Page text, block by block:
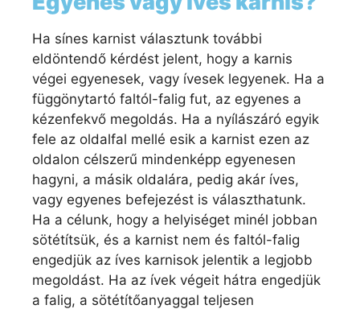
Ha sínes karnist választunk további
eldöntendő kérdést jelent, hogy a karnis
végei egyenesek, vagy ívesek legyenek. Ha a
függönytartó faltól-falig fut, az egyenes a
kézenfekvő megoldás. Ha a nyílászáró egyik
fele az oldalfal mellé esik a karnist ezen az
oldalon célszerű mindenképp egyenesen
hagyni, a másik oldalára, pedig akár íves,
vagy egyenes befejezést is választhatunk.
Ha a célunk, hogy a helyiséget minél jobban
sötétítsük, és a karnist nem és faltól-falig
engedjük az íves karnisok jelentik a legjobb
megoldást. Ha az ívek végeit hátra engedjük
a falig, a sötétítőanyaggal teljesen